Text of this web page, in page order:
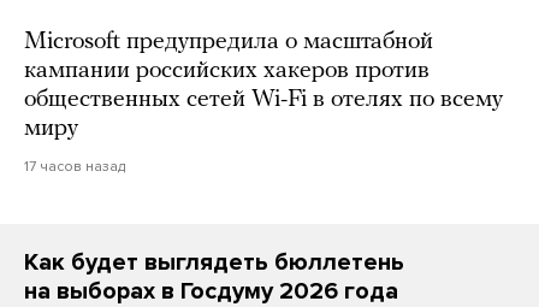
Microsoft предупредила о масштабной
кампании российских хакеров против
общественных сетей Wi-Fi в отелях по всему
миру
17 часов назад
Как будет выглядеть бюллетень
на выборах в Госдуму 2026 года